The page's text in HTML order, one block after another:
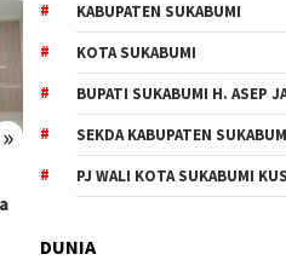
»
Bupati Asep Japar Tegaskan
Komitmen Perkuat
Pembangunan dalam Rapat
KABUPATEN SUKABUMI
KOTA SUKABUMI
BUPATI SUKABUMI H. ASEP
SEKDA KABUPATEN
PJ WALI KOTA SUKABUMI
DUNIA